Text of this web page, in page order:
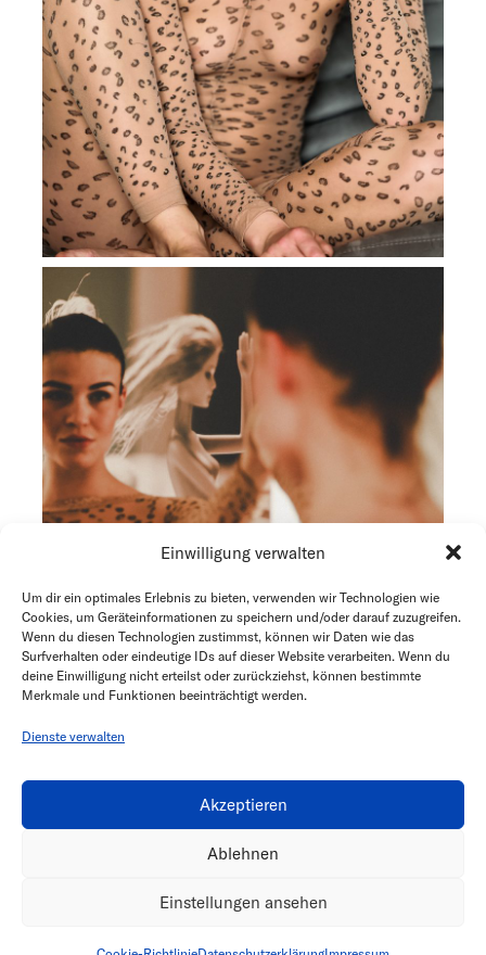
Einwilligung verwalten
Um dir ein optimales Erlebnis zu bieten, verwenden wir Technologien wie
Cookies, um Geräteinformationen zu speichern und/oder darauf zuzugreifen.
Wenn du diesen Technologien zustimmst, können wir Daten wie das
Surfverhalten oder eindeutige IDs auf dieser Website verarbeiten. Wenn du
deine Einwilligung nicht erteilst oder zurückziehst, können bestimmte
Merkmale und Funktionen beeinträchtigt werden.
Dienste verwalten
Akzeptieren
Ablehnen
Einstellungen ansehen
Katharina Maria
alle Werke © Lutz KAISER 2024
Datenschutz